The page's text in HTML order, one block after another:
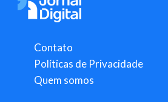
Contato
Políticas de Privacidade
Quem somos